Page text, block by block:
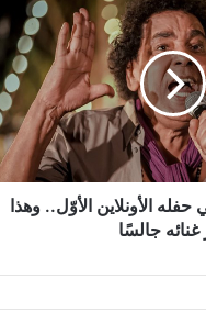
الأونلاين الأوّل.. وهذا
جالسًا